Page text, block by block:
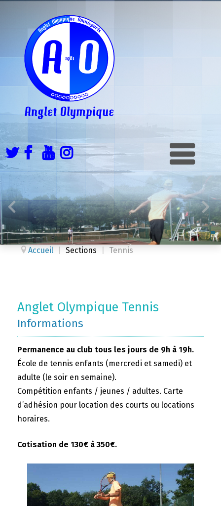
Accueil Sections Tennis
Anglet Olympique Tennis
Informations
Permanence au club tous les jours de 9h à 19h.
École de tennis enfants (mercredi et samedi) et
adulte (le soir en semaine).
Compétition enfants / jeunes / adultes. Carte
d’adhésion pour location des courts ou locations
horaires.
Cotisation de 130€ à 350€.